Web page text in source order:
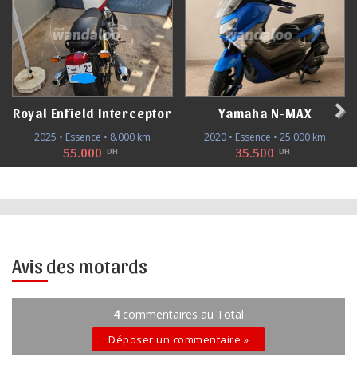
Royal Enfield Interceptor
2025 • Essence • 8.000 km
55.000 DH
Yamaha N-MAX
2020 • Essence • 25.000 km
35.500 DH
Avis des motards
4commentaires au Total
Déposer un commentaire »